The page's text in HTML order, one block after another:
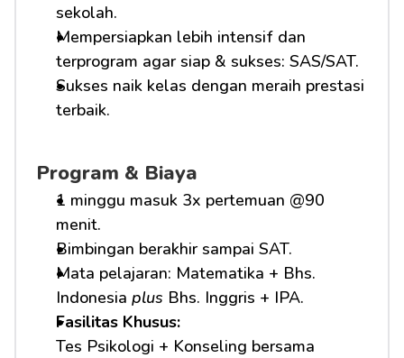
sekolah.
Mempersiapkan lebih intensif dan
terprogram agar siap & sukses: SAS/SAT.
Sukses naik kelas dengan meraih prestasi
terbaik.
Program & Biaya
1 minggu masuk 3x pertemuan @90
menit.
Bimbingan berakhir sampai SAT.
Mata pelajaran: Matematika + Bhs.
Indonesia plus Bhs. Inggris + IPA.
Fasilitas Khusus:
Tes Psikologi + Konseling bersama